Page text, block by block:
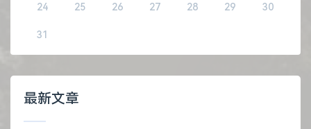
24 25 26 27 28 29 30
31
最新文章